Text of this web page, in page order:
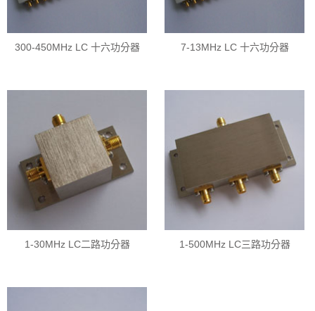
300-450MHz LC 十六功分器 7-13MHz LC 十六功分器
1-30MHz LC二路功分器 1-500MHz LC三路功分器